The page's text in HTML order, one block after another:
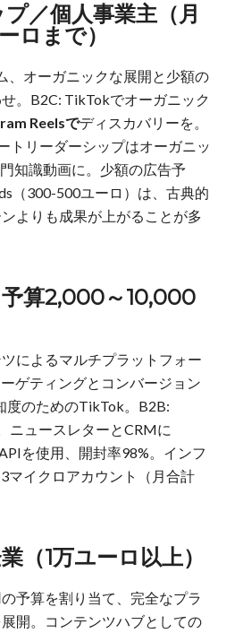
／個人事業主（月
ロまで）
、オーガニックな展開と少額の
。B2C: TikTokでオーガニック
Reelsでディスカバリーを。
トリーダーシップはオーガニッ
知識動画に。少額の広告予
（300-500ユーロ）は、古典的
よりも成果が上がることが多
算2,000～10,000
によるマルチプラットフォー
ゲティングとコンバージョン
度のためのTikTok。B2B:
ニュースレターとCRMに
を使用、開封率98%。インフ
マイクロアカウント（月合計
（1万ユーロ以上）
予算を割り当て、完全なプラ
開。コンテンツハブとしての